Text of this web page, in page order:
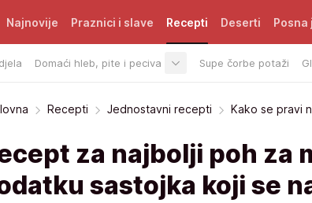
Najnovije Praznici i slave Recepti
Domaći hleb, pite i peciva Supe čorbe potaži
Deserti Posna
Recepti Jednostavni recepti Kako se pravi
za najbolji poh za
sastojka koji se